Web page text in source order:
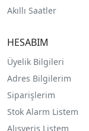
Akıllı Saatler
HESABIM
Üyelik Bilgileri
Adres Bilgilerim
Siparişlerim
Stok Alarm Listem
Alışveriş Listem